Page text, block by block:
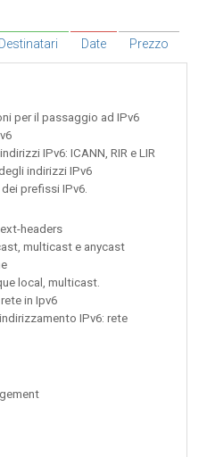
Destinatari Date Prezzo
per il passaggio ad IPv6
IPv6: ICANN, RIR e LIR
indirizzi IPv6
prefissi IPv6.
headers
multicast e anycast
local, multicast.
in Ipv6
IPv6: rete